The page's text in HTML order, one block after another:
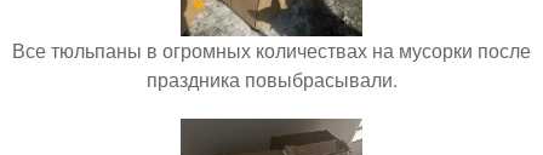
Все тюльпаны в огромных количествах на мусорки после
праздника повыбрасывали.